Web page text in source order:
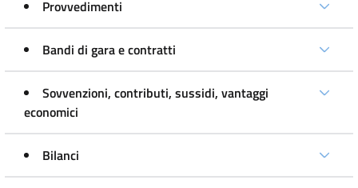
Provvedimenti
Bandi di gara e contratti
Sovvenzioni, contributi, sussidi, vantaggi
economici
Bilanci